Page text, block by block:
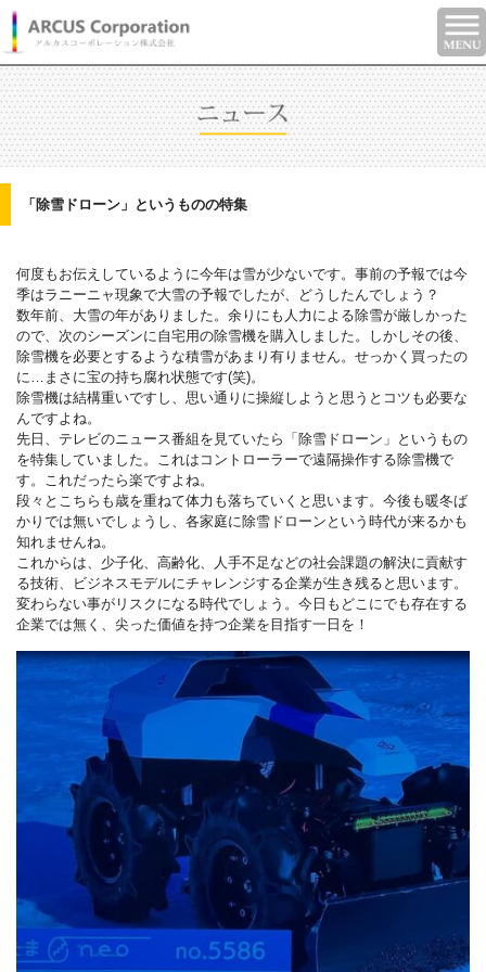
「除雪ドローン」というものの特集
何度もお伝えしているように今年は雪が少ないです。事前の予報では今
季はラニーニャ現象で大雪の予報でしたが、どうしたんでしょう？
数年前、大雪の年がありました。余りにも人力による除雪が厳しかった
ので、次のシーズンに自宅用の除雪機を購入しました。しかしその後、
除雪機を必要とするような積雪があまり有りません。せっかく買ったの
に…まさに宝の持ち腐れ状態です(笑)。
除雪機は結構重いですし、思い通りに操縦しようと思うとコツも必要な
んですよね。
先日、テレビのニュース番組を見ていたら「除雪ドローン」というもの
を特集していました。これはコントローラーで遠隔操作する除雪機で
す。これだったら楽ですよね。
段々とこちらも歳を重ねて体力も落ちていくと思います。今後も暖冬ば
かりでは無いでしょうし、各家庭に除雪ドローンという時代が来るかも
知れませんね。
これからは、少子化、高齢化、人手不足などの社会課題の解決に貢献す
る技術、ビジネスモデルにチャレンジする企業が生き残ると思います。
変わらない事がリスクになる時代でしょう。今日もどこにでも存在する
企業では無く、尖った価値を持つ企業を目指す一日を！